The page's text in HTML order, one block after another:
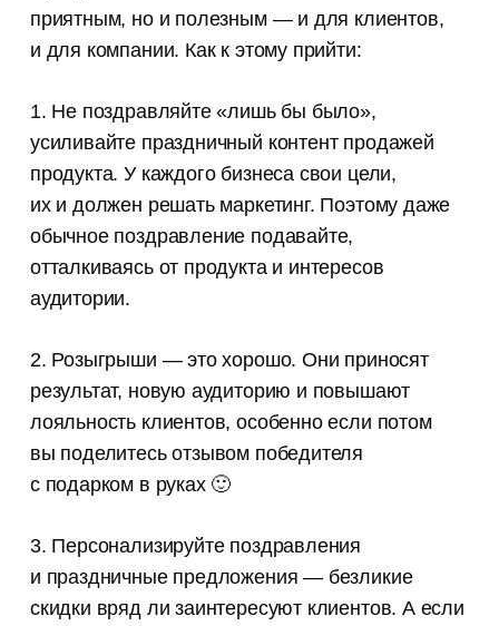
приятным, но и полезным — и для клиентов,
и для компании. Как к этому прийти:
1. Не поздравляйте «лишь бы было»,
усиливайте праздничный контент продажей
продукта. У каждого бизнеса свои цели,
их и должен решать маркетинг. Поэтому даже
обычное поздравление подавайте,
отталкиваясь от продукта и интересов
аудитории.
2. Розыгрыши — это хорошо. Они приносят
результат, новую аудиторию и повышают
лояльность клиентов, особенно если потом
вы поделитесь отзывом победителя
с подарком в руках 🙂
3. Персонализируйте поздравления
и праздничные предложения — безликие
скидки вряд ли заинтересуют клиентов. А если